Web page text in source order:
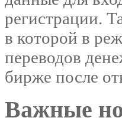
регистрации.
в которой в
переводов
бирже после
Важные